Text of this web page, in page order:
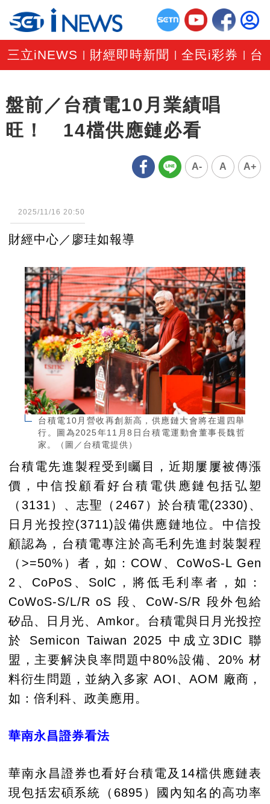
三立iNEWS 財經即時新聞 |全民i彩券 台
盤前／台積電10月業績唱
旺！ 14檔供應鏈必看
A- A A+
2025/11/16 20:50
財經中心／廖珪如報導
台積電10月營收再創新高，供應鏈大會將在週四舉
行。圖為2025年11月8日台積電運動會董事長魏哲
家。（圖／台積電提供）
台積電先進製程受到矚目，近期屢屢被傳漲
價，中信投顧看好台積電供應鏈包括弘塑
（3131）、志聖（2467）於台積電(2330)、
日月光投控(3711)設備供應鏈地位。中信投
顧認為，台積電專注於高毛利先進封裝製程
（>=50%）者，如：COW、CoWoS-L Gen
2、CoPoS、SolC，將低毛利率者，如：
CoWoS-S/L/R oS 段、CoW-S/R 段外包給
矽品、日月光、Amkor。台積電與日月光投控
於 Semicon Taiwan 2025 中成立3DIC 聯
盟，主要解決良率問題中80%設備、20% 材
料衍生問題，並納入多家 AOI、AOM 廠商，
如：倍利科、政美應用。
華南永昌證券看法
華南永昌證券也看好台積電及14檔供應鏈表
現包括宏碩系統（6895）國內知名的高功率